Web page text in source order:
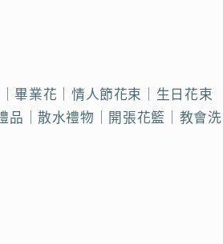
畢業花｜情人節花束｜生日花束
品｜散水禮物｜開張花籃｜教會洗